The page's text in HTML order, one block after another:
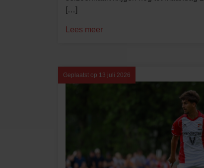
[…]
Lees meer
Geplaatst op 13 juli 2026